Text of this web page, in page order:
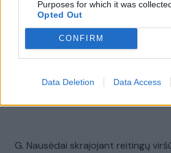
Purposes for which it was
Opted Out
CONFIRM
Data Deletion Data Access
šuolis
Žinios | Lietuvos diena
Karbauskiui
Žinios | Lietuvos diena
G. Nausėdai skrajojant reitingų